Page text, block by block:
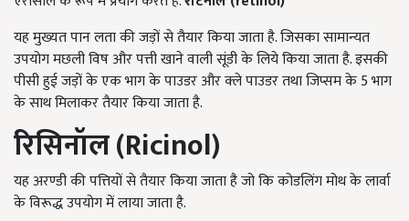
यह मुख्यत पान लता की जड़ों से तैयार किया जाता है. जिसका सामान्यत
उपयोग मछली विष और पत्ती खाने वाली सूंडी के लिये किया जाता है. इसकी
पीसी हुई जड़ों के एक भाग के पाउडर और क्ले पाउडर तथा जिप्सम के 5 भाग
के साथ मिलाकर तैयार किया जाता है.
रिसिनॉल(Ricinol)
यह अरण्डी की पत्तियों से तैयार किया जाता है जो कि कोडलिंग मोथ के लार्वा
के विरूद्ध उपयोग में लाया जाता है.